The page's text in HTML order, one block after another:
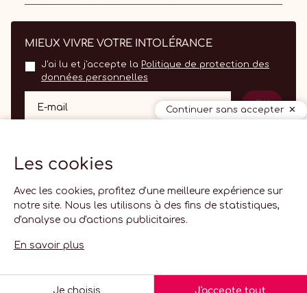
MIEUX VIVRE VOTRE INTOLÉRANCE
J'ai lu et j'accepte la Politique de protection des
données personnelles
E-mail OK
Continuer sans accepter
Les cookies
Avec les cookies, profitez d'une meilleure expérience sur
notre site. Nous les utilisons à des fins de statistiques,
d'analyse ou d'actions publicitaires.
En savoir plus
Je choisis J'accepte tout